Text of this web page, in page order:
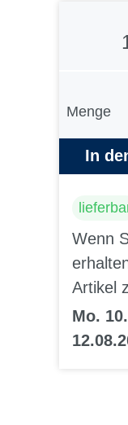
Menge
In
Wenn
Artikel
Mo.